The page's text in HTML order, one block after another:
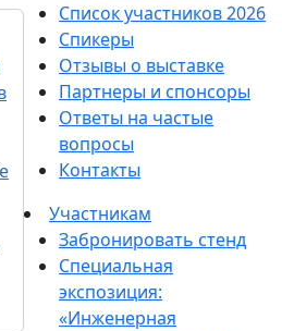
Список участников 2026
Спикеры
Отзывы о выставке
Партнеры и спонсоры
Ответы на частые
вопросы
Контакты
Участникам
Забронировать стенд
Специальная
экспозиция:
«Инженерная